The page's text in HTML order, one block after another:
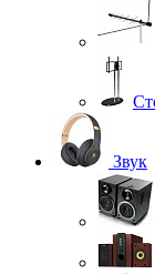
Звук